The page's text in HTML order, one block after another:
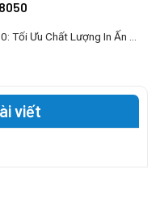
viết
Tối Ưu Chất Lượng In Ấn ...